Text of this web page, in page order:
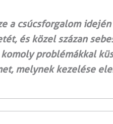
a csúcsforgalom
és közel százan
problémákkal
melynek kezelése